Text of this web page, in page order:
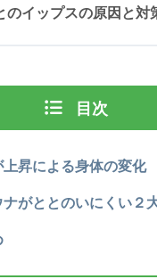
のイップスの原因と対
目次
上昇による身体の変化
ナがととのいにくい２